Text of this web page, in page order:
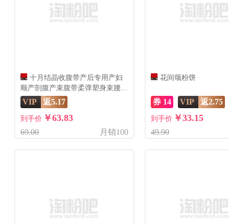
十月结晶收腹带产后专用产妇
顺产剖腹产束腹带柔弹塑身束腰束
缚带
VIP 返5.17
到手价 ￥63.83
69.00 月销100
花间颂粉饼
券 14 VIP 返2.75
到手价 ￥33.15
49.90